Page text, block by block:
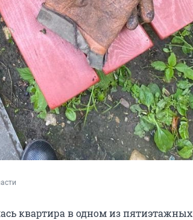
квартира в одном из пятиэтажных